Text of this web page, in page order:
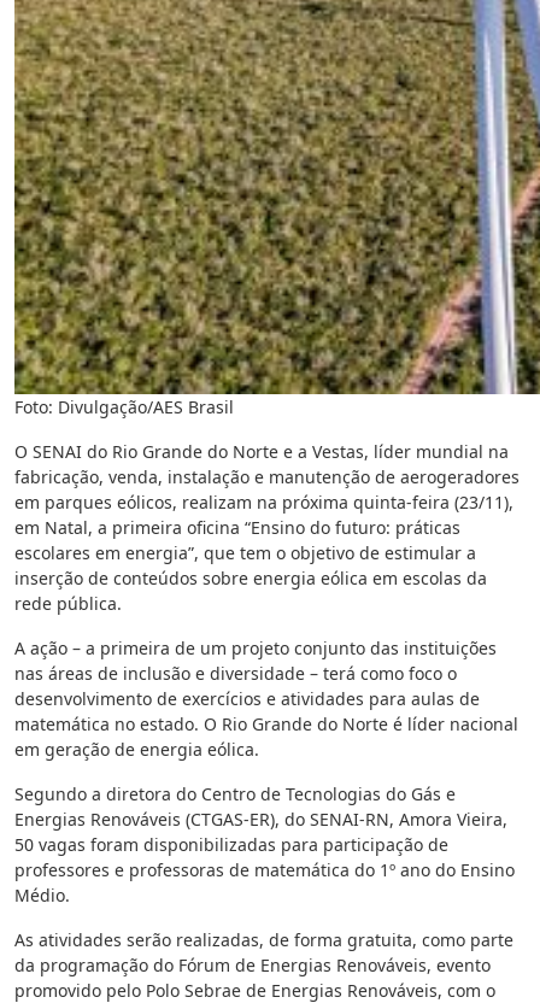
Foto: Divulgação/AES Brasil
O SENAI do Rio Grande do Norte e a Vestas, líder mundial na
fabricação, venda, instalação e manutenção de aerogeradores
em parques eólicos, realizam na próxima quinta-feira (23/11),
em Natal, a primeira oficina “Ensino do futuro: práticas
escolares em energia”, que tem o objetivo de estimular a
inserção de conteúdos sobre energia eólica em escolas da
rede pública.
A ação – a primeira de um projeto conjunto das instituições
nas áreas de inclusão e diversidade – terá como foco o
desenvolvimento de exercícios e atividades para aulas de
matemática no estado. O Rio Grande do Norte é líder nacional
em geração de energia eólica.
Segundo a diretora do Centro de Tecnologias do Gás e
Energias Renováveis (CTGAS-ER), do SENAI-RN, Amora Vieira,
50 vagas foram disponibilizadas para participação de
professores e professoras de matemática do 1º ano do Ensino
Médio.
As atividades serão realizadas, de forma gratuita, como parte
da programação do Fórum de Energias Renováveis, evento
promovido pelo Polo Sebrae de Energias Renováveis, com o